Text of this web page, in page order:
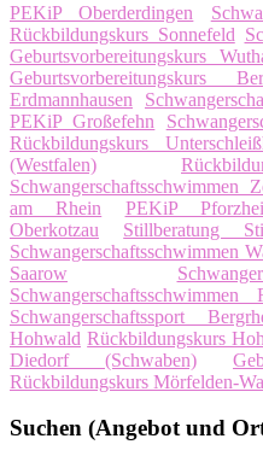
PEKiP Oberderdingen
Rückbildungskurs Sonnefeld
Geburtsvorbereitungskurs
Geburtsvorbereitungskurs
Erdmannhausen
PEKiP Großefehn
Rückbildungskurs
(Westfalen)
Schwangerschaftsschwimmen
am Rhein
PEKiP
Oberkotzau
Stillberatung
Schwangerschaftsschwimmen
Saarow
Schwangerschaftssport
Hohwald Rückbildungskurs
Diedorf (Schwaben)
Rückbildungskurs Mörfelden-
Suchen (Angebot und